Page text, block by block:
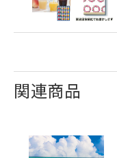
関連商品